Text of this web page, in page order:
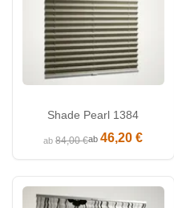
Shade Pearl 1384
ab84,00 €ab46,20 €